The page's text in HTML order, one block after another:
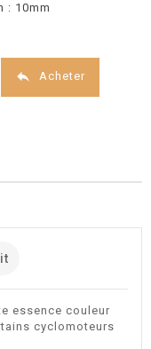
: 10mm
 Acheter
essence couleur
cyclomoteurs